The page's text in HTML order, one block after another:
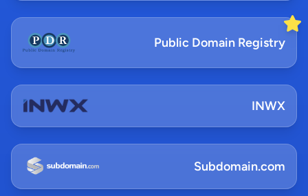
Public Domain Registry
INWX
Subdomain.com